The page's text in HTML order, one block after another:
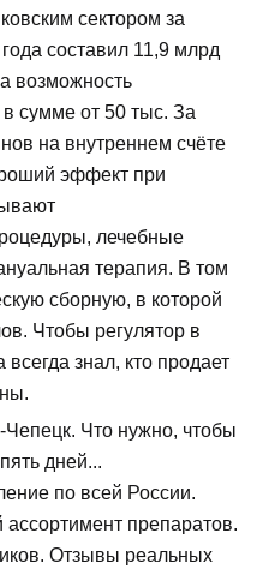
сектором за
составил 11,9 млрд
возможность
сумме от 50 тыс. За
на внутреннем счёте
эффект при
лечебные
терапия. В том
сборную, в которой
Чтобы регулятор в
знал, кто продает
Что нужно, чтобы
дней...
по всей России.
препаратов.
Отзывы реальных